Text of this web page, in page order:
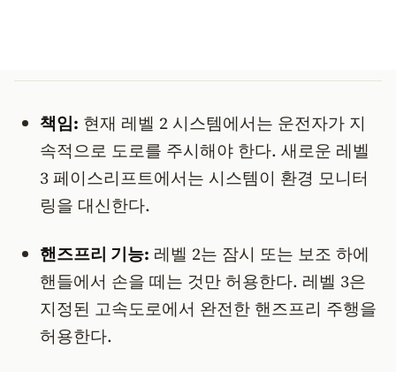
책임: 현재 레벨 2 시스템에서는 운전자가 지
속적으로 도로를 주시해야 한다. 새로운 레벨
3 페이스리프트에서는 시스템이 환경 모니터
링을 대신한다.
핸즈프리 기능: 레벨 2는 잠시 또는 보조 하에
핸들에서 손을 떼는 것만 허용한다. 레벨 3은
지정된 고속도로에서 완전한 핸즈프리 주행을
허용한다.